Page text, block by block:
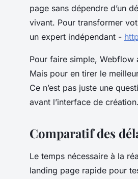
page sans dépendre d’un
vivant. Pour transformer
un expert indépendant -
Pour faire simple, Webflow
Mais pour en tirer le
Ce n’est pas juste une
avant l’interface de création.
Comparatif des
Le temps nécessaire à la
landing page rapide pour